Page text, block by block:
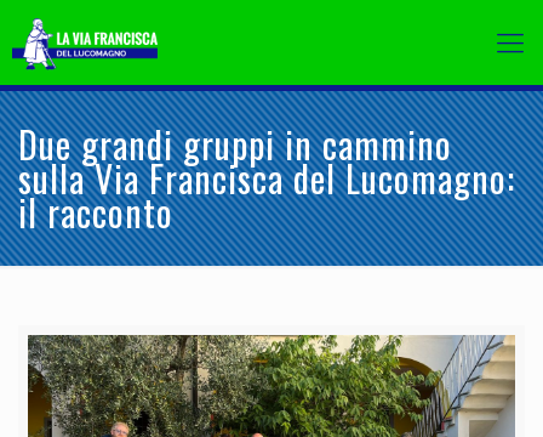
Due grandi gruppi in cammino
sulla Via Francisca del Lucomagno:
il racconto